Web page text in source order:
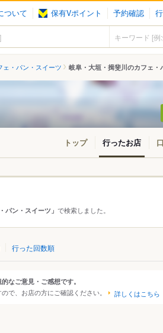
ついて 保有Vポイント 予約確認
ェ・パン・スイーツ 岐阜・大垣・揖斐川のカフェ・
トップ 行ったお店
パン・スイーツ」で検索しました。
行った回数順
なご意見・ご感想です。
で、お店の方にご確認ください。 詳しくはこちら